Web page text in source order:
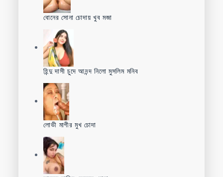
বোনের সোনা চোদায় খুব মজা
হিন্দু দাসী চুদে আনন্দ নিলো মুসলিম মনিব
লোভী মাগীর মুখ চোদা